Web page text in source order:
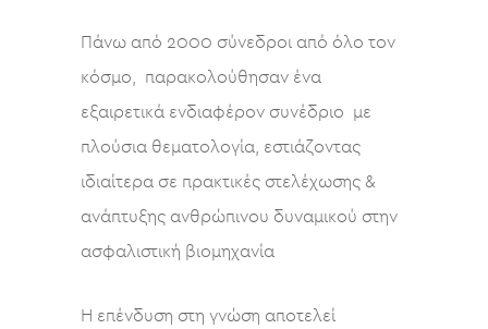
Πάνω από 2000 σύνεδροι από όλο τον
κόσμο, παρακολούθησαν ένα
εξαιρετικά ενδιαφέρον συνέδριο με
πλούσια θεματολογία, εστιάζοντας
ιδιαίτερα σε πρακτικές στελέχωσης &
ανάπτυξης ανθρώπινου δυναμικού στην
ασφαλιστική βιομηχανία
Η επένδυση στη γνώση αποτελεί